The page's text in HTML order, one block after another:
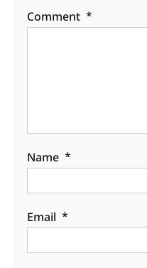
Comment *
Name *
Email *